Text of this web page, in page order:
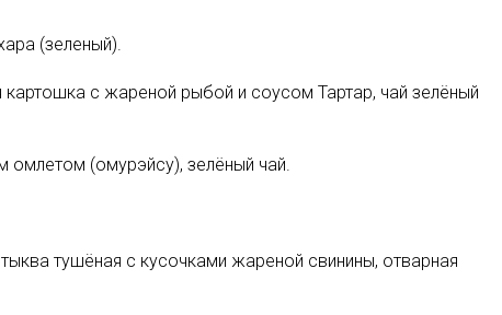
(зеленый).
с жареной рыбой и соусом Тартар, чай зелёный
(омурэйсу), зелёный чай.
тушёная с кусочками жареной свинины, отварная